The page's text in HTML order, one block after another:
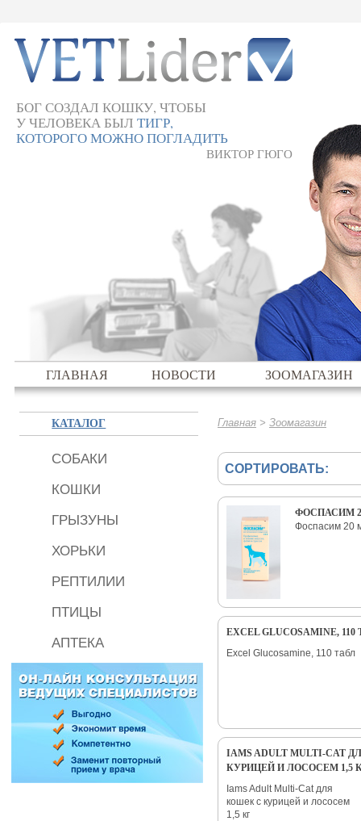
БОГ СОЗДАЛ КОШКУ, ЧТОБЫ
У ЧЕЛОВЕКА БЫЛТИГР,
КОТОРОГО МОЖНО ПОГЛАДИТЬ
ВИКТОР ГЮГО
ГЛАВНАЯ НОВОСТИ ЗООМАГАЗИН
Главная> Зоомагазин
СОРТИРОВАТЬ:
ФОСПАСИМ
Фоспасим 20
EXCEL GLUCOSAMINE,
Excel Glucosamine, 110 табл
IAMS ADULT MULTI-CAT
КУРИЦЕЙ И ЛОСОСЕМ 1,5
Iams Adult Multi-Cat для
кошек с курицей и лососем
1,5 кг
КАТАЛОГ
СОБАКИ
КОШКИ
ГРЫЗУНЫ
ХОРЬКИ
РЕПТИЛИИ
ПТИЦЫ
АПТЕКА